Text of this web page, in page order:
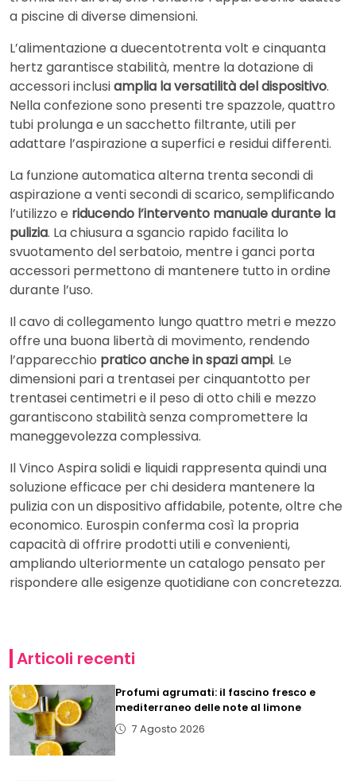
a piscine di diverse dimensioni.
L’alimentazione a duecentotrenta volt e cinquanta
hertz garantisce stabilità, mentre la dotazione di
accessori inclusiamplia la versatilità del dispositivo.
Nella confezione sono presenti tre spazzole, quattro
tubi prolunga e un sacchetto filtrante, utili per
adattare l’aspirazione a superfici e residui differenti.
La funzione automatica alterna trenta secondi di
aspirazione a venti secondi di scarico, semplificando
l’utilizzo e riducendo l’intervento manuale durante la
pulizia. La chiusura a sgancio rapido facilita lo
svuotamento del serbatoio, mentre i ganci porta
accessori permettono di mantenere tutto in ordine
durante l’uso.
Il cavo di collegamento lungo quattro metri e mezzo
offre una buona libertà di movimento, rendendo
l’apparecchio pratico anche in spazi ampi. Le
dimensioni pari a trentasei per cinquantotto per
trentasei centimetri e il peso di otto chili e mezzo
garantiscono stabilità senza compromettere la
maneggevolezza complessiva.
Il Vinco Aspira solidi e liquidi rappresenta quindi una
soluzione efficace per chi desidera mantenere la
pulizia con un dispositivo affidabile, potente, oltre che
economico. Eurospin conferma così la propria
capacità di offrire prodotti utili e convenienti,
ampliando ulteriormente un catalogo pensato per
rispondere alle esigenze quotidiane con concretezza.
Articoli recenti
Profumi agrumati: il fascino fresco e
mediterraneo delle note al limone
7 Agosto 2026